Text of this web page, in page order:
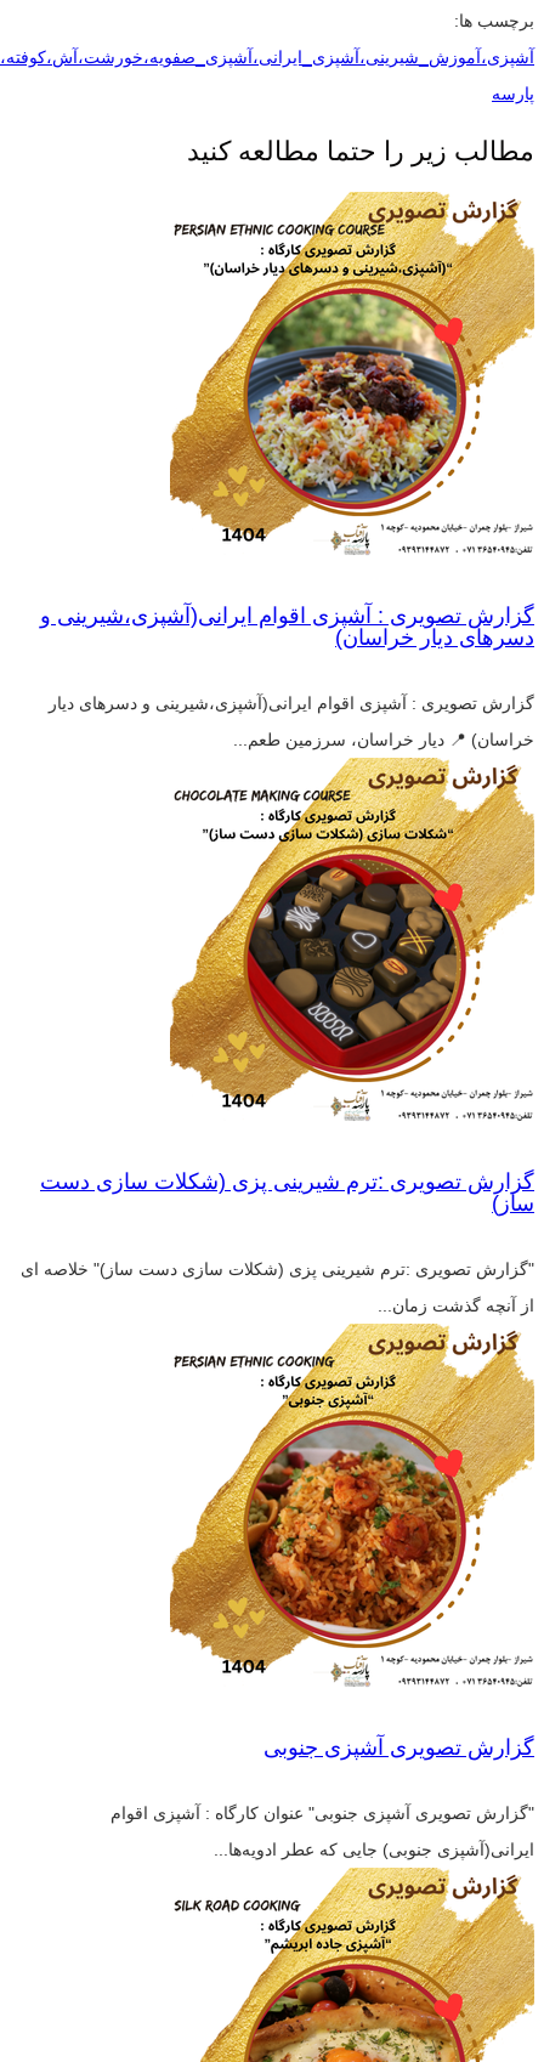
برچسب ها:
پارسه
مطالب زیر را حتما مطالعه کنید
گزارش تصویری : آشپزی اقوام ایرانی(آشپزی،شیرینی و
دسرهای دیار خراسان)
گزارش تصویری : آشپزی اقوام ایرانی(آشپزی،شیرینی و دسرهای دیار
خراسان) 📍 دیار خراسان، سرزمین طعم...
گزارش تصویری :ترم شیرینی پزی (شکلات سازی دست
ساز)
"گزارش تصویری :ترم شیرینی پزی (شکلات سازی دست ساز)" خلاصه ای
از آنچه گذشت زمان...
گزارش تصویری آشپزی جنوبی
"گزارش تصویری آشپزی جنوبی" عنوان کارگاه : آشپزی اقوام
ایرانی(آشپزی جنوبی) جایی که عطر ادویه‌ها...